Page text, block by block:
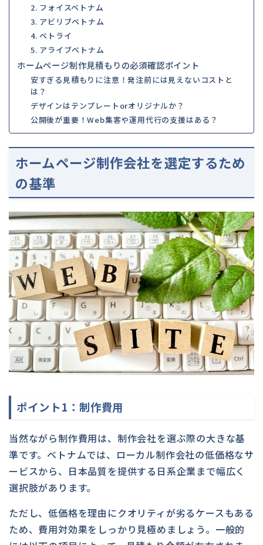
2. フォイスベトナム
3. アビリブベトナム
4. ベトライ
5. アライブベトナム
ホームページ制作見積もりの必須確認ポイント
安すぎる見積もりに注意！発注前には見えないコストと
は？
デザインはテンプレートorオリジナルか？
公開後が重要！Web集客や運用代行の支援はある？
ホームページ制作会社を選定するため
の基準
ポイント1：制作費用
当然ながら制作費用は、制作会社を選ぶ際の大きな基
準です。ベトナムでは、ローカル制作会社の低価格なサ
ービスから、日本品質を提供する日系企業まで幅広く
選択肢があります。
ただし、低価格を理由にクオリティが劣るケースもある
ため、費用対効果をしっかり見極めましょう。一般的